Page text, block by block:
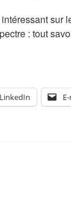
sur
: tout
LinkedIn